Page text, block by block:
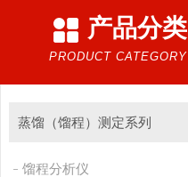
产品分类
PRODUCT CATEGORY
蒸馏（馏程）测定系列
馏程分析仪